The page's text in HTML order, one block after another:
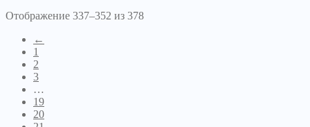
Отображение 337–352 из 378
←
1
2
3
…
19
20